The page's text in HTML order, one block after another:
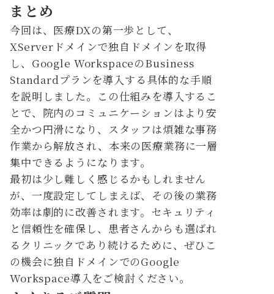
まとめ
今回は、医療DXの第一歩として、
XServerドメインで独自ドメインを取得
し、Google WorkspaceのBusiness
Standardプランを導入する具体的な手順
を説明しました。この仕組みを導入するこ
とで、院内のコミュニケーションはより安
全かつ円滑になり、スタッフは煩雑な事務
作業から解放され、本来の医療業務に一層
集中できるようになります。
最初は少し難しく感じるかもしれません
が、一度設定してしまえば、その後の業務
効率は劇的に改善されます。セキュリティ
と信頼性を確保し、患者さんからも選ばれ
るクリニックであり続けるために、ぜひこ
の機会に独自ドメインでのGoogle
Workspace導入をご検討ください。